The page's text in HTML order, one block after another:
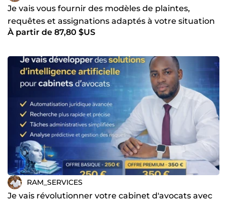
Je vais vous fournir des modèles de plaintes,
requêtes et assignations adaptés à votre situation
À partir de 87,80 $US
RAM_SERVICES
Je vais révolutionner votre cabinet d'avocats avec